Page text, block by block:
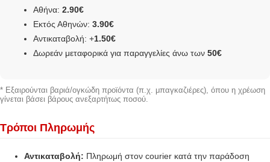
Αθήνα: 2.90€
Εκτός Αθηνών: 3.90€
Αντικαταβολή: +1.50€
Δωρεάν μεταφορικά για παραγγελίες άνω των 50€
* Εξαιρούνται βαριά/ογκώδη προϊόντα (π.χ. μπαγκαζιέρες), όπου η χρέωση
γίνεται βάσει βάρους ανεξαρτήτως ποσού.
Τρόποι Πληρωμής
Αντικαταβολή: Πληρωμή στον courier κατά την παράδοση